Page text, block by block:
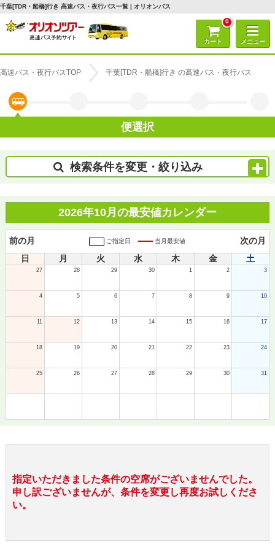
千葉[TDR・船橋]行き 高速バス・夜行バス一覧 | オリオンバス
0
カート メニュー
高速バス・夜行バスTOP 千葉[TDR・船橋]行き の高速バス・夜行バス
便選択
検索条件を変更・絞り込み
2026年10月の最安値カレンダー
前の月 ご指定日 当月最安値
次の月
日
月 火 水 木 金 土
27 28 29 30 1 2 3
4 5 6 7 8 9 10
11 12 13 14 15 16 17
18 19 20 21 22 23 24
25 26 27 28 29 30 31
指定いただきました条件の空席がございませんでした。
申し訳ございませんが、条件を変更し再度お試しくださ
い。